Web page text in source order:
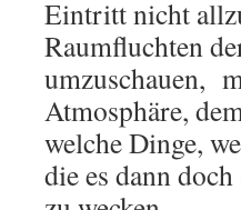
Eintritt nicht
Raumfluchten
umzuschauen,
Atmosphäre,
welche Dinge,
die es dann